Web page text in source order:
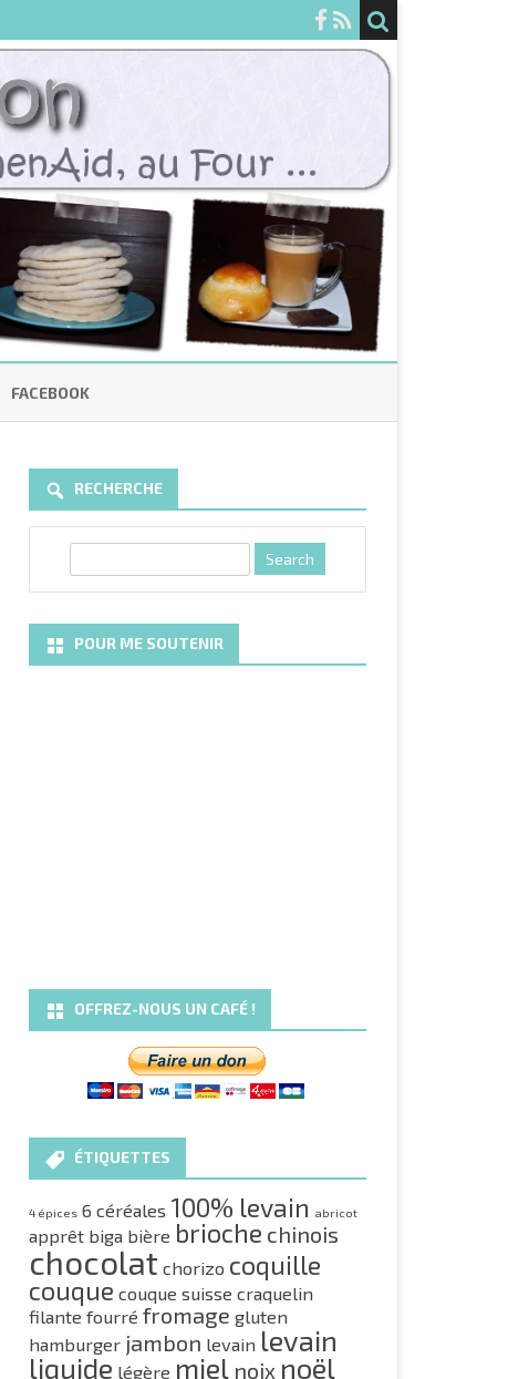
FACEBOOK
RECHERCHE
c
POUR ME SOUTENIR
OFFREZ-NOUS UN CAFÉ !
ÉTIQUETTES
4 épices 6 céréales 100% levain abricot
apprêt biga bière brioche chinois
chocolat chorizo coquille
couque couque suisse craquelin
filante fourré fromage gluten
hamburger jambon levain levain
liquide légère miel noix noël